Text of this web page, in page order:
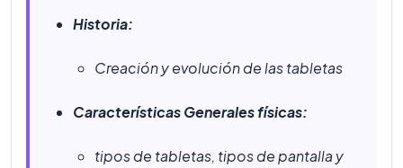
Historia:
Creación y evolución de las tabletas
Características Generales físicas:
tipos de tabletas, tipos de pantalla y